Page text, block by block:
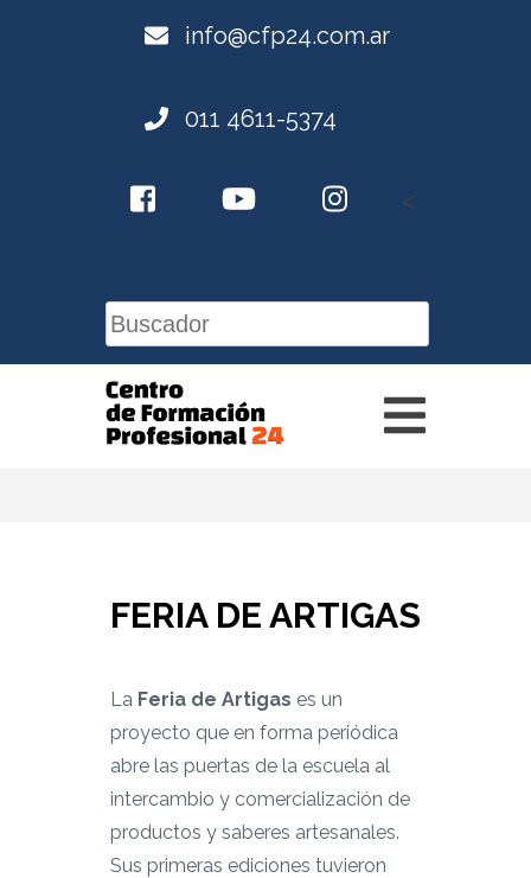
info@cfp24.com.ar
011 4611-5374
<
FERIA DE ARTIGAS
La Feria de Artigas es un
proyecto que en forma periódica
abre las puertas de la escuela al
intercambio y comercialización de
productos y saberes artesanales.
Sus primeras ediciones tuvieron